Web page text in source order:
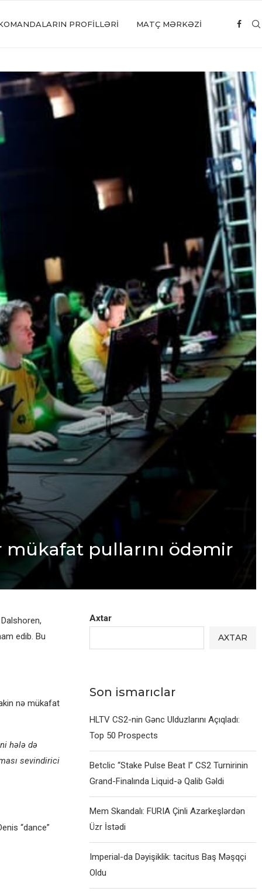
PROFILLƏRI MATÇ MƏRKƏZİ
mükafat pullarını ödəmir
edib. Bu
nə mükafat
hələ də
sevindirici
“dance”
Axtar
AXTAR
Son ismarıclar
HLTV CS2-nin Gənc Ulduzlarını Açıqladı:
Top 50 Prospects
Betclic “Stake Pulse Beat I” CS2 Turnirinin
Grand-Finalında Liquid-ə Qalib Gəldi
Mem Skandalı: FURIA Çinli Azarkeşlərdən
Üzr İstədi
Imperial-da Dəyişiklik: tacitus Baş Məşqçi
Oldu